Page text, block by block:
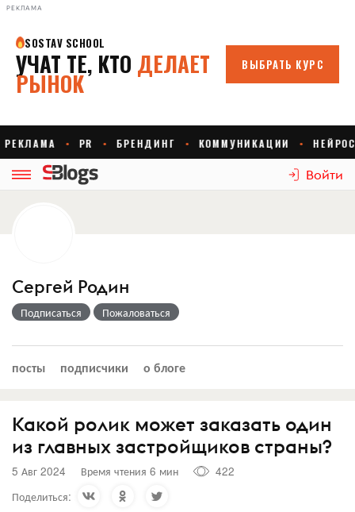
РЕКЛАМА
Войти
Сергей Родин
Подписаться Пожаловаться
посты подписчики о блоге
Какой ролик может заказать один
из главных застройщиков страны?
5 Авг 2024 Время чтения 6 мин
422
Поделиться: